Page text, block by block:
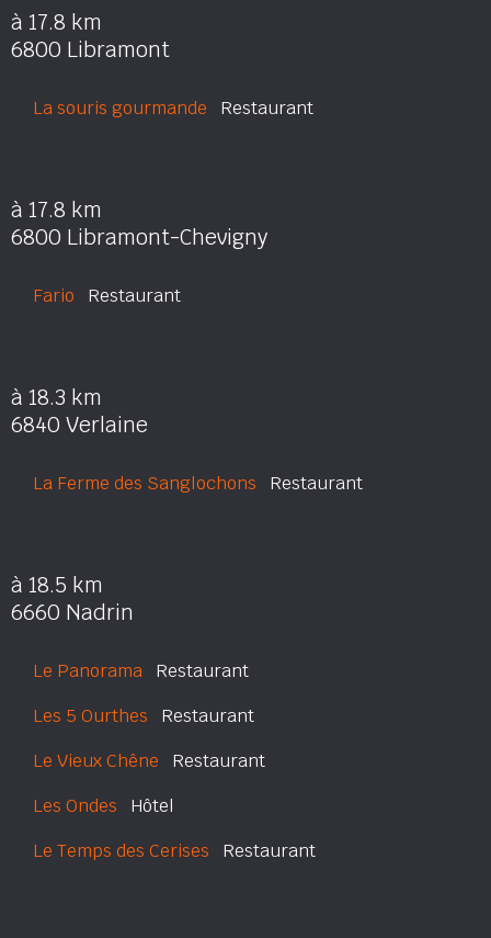
à 17.8 km
6800 Libramont
La souris gourmande Restaurant
à 17.8 km
6800 Libramont-Chevigny
Fario Restaurant
à 18.3 km
6840 Verlaine
La Ferme des Sanglochons Restaurant
à 18.5 km
6660 Nadrin
Le Panorama Restaurant
Les 5 Ourthes Restaurant
Le Vieux Chêne Restaurant
Les Ondes Hôtel
Le Temps des Cerises Restaurant